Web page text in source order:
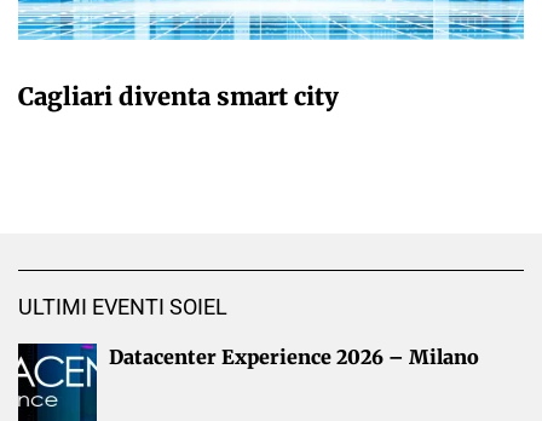
Cagliari diventa smart city
ULTIMI EVENTI SOIEL
Datacenter Experience 2026 – Milano